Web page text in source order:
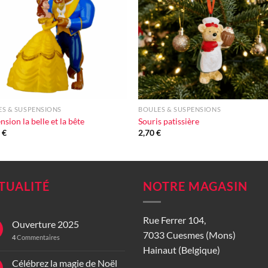
& SUSPENSIONS
la belle et la bête
€
+
BOULES & SUSPENSIONS
Souris patissière
2,70€
Ouverture 2025
4Commentaires
Célébrez la magie de Noël
NOTRE MAGASIN
Rue Ferrer 104,
7033 Cuesmes (Mons)
Hainaut (Belgique)